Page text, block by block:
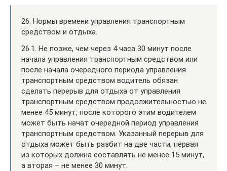
26. Нормы времени управления транспортным
средством и отдыха.
26.1. Не позже, чем через 4 часа 30 минут после
начала управления транспортным средством или
после начала очередного периода управления
транспортным средством водитель обязан
сделать перерыв для отдыха от управления
транспортным средством продолжительностью не
менее 45 минут, после которого этим водителем
может быть начат очередной период управления
транспортным средством. Указанный перерыв для
отдыха может быть разбит на две части, первая
из которых должна составлять не менее 15 минут,
а вторая – не менее 30 минут.